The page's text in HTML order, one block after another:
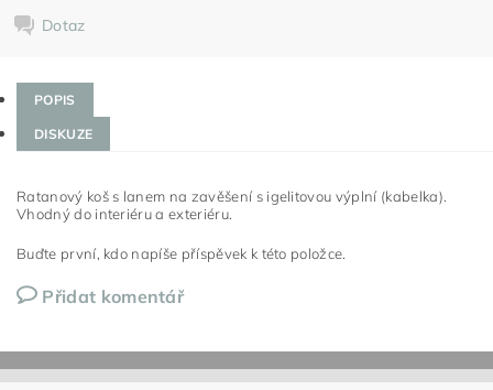
Dotaz
POPIS
DISKUZE
Ratanový koš s lanem na zavěšení s igelitovou výplní (kabelka).
Vhodný do interiéru a exteriéru.
Buďte první, kdo napíše příspěvek k této položce.
Přidat komentář